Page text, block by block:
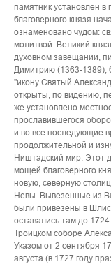
памятник установлен
благоверного князя
ознаменовано чудом:
молитвой. Великий
духовном завещании,
Димитрию (1363-1389),
"икону Святый
открыты, по видению,
же установлено
прославившегося
и во все последующие
продолжительной и
Ништадский мир. Этот
мощей благоверного
новую, северную
Невы. Вывезенные из
были привезены в
оставались там до
Троицком соборе
Указом от 2 сентября
августа (в 1727 году